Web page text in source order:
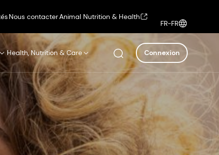
Nous contacterAnimal Nutrition & Health
FR-FR
Health, Nutrition & Care Connexion